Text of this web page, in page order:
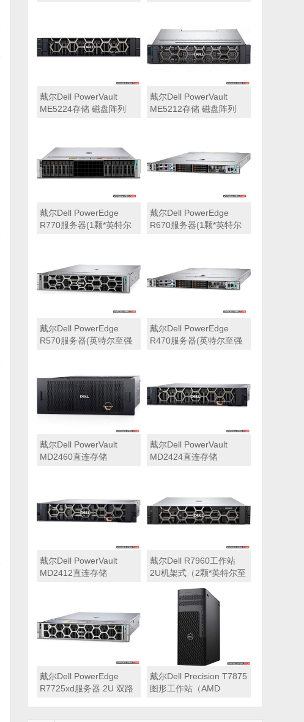
戴尔Dell PowerVault
ME5224存储 磁盘阵列
戴尔Dell PowerVault
ME5212存储 磁盘阵列
戴尔Dell PowerEdge
R770服务器(1颗*英特尔
PERC H965i阵列卡丨
800W双电源丨三年保修)
戴尔Dell PowerEdge
R670服务器(1颗*英特尔
PERC H965i阵列卡丨
800W双电源丨三年保修)
戴尔Dell PowerEdge
R570服务器(英特尔至强
SSD固态硬盘丨PERC
H965i阵列卡丨800W双电
源丨三年保修)
戴尔Dell PowerEdge
R470服务器(英特尔至强
H965i阵列卡丨800W双电
源丨三年保修)
戴尔Dell PowerVault
MD2460直连存储
戴尔Dell PowerVault
MD2424直连存储
戴尔Dell PowerVault
MD2412直连存储
戴尔Dell R7960工作站
2U机架式（2颗*英特尔至
十四核心丨256GB 内存
丨1T固态硬盘+2块*8TB
硬盘丨2*RTX A6000
48GB显卡丨2400W双电
源丨三年质保）
戴尔Dell PowerEdge
R7725xd服务器 2U 双路
戴尔Dell Precision T7875
图形工作站（AMD